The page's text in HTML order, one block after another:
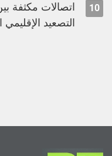
10
اتصالات مكثفة
التصعيد الإقليمي